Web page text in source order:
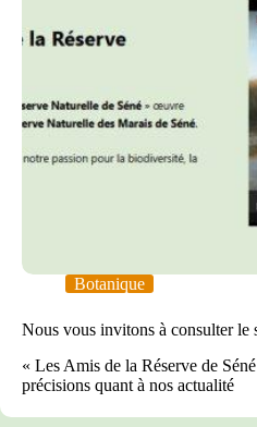
Botanique
Nous vous invitons à consulter le
« Les Amis de la Réserve de
précisions quant à nos actualité